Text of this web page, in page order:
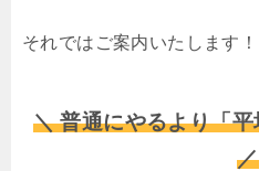
それではご案内いたします！
＼ 普通にやるより「
／